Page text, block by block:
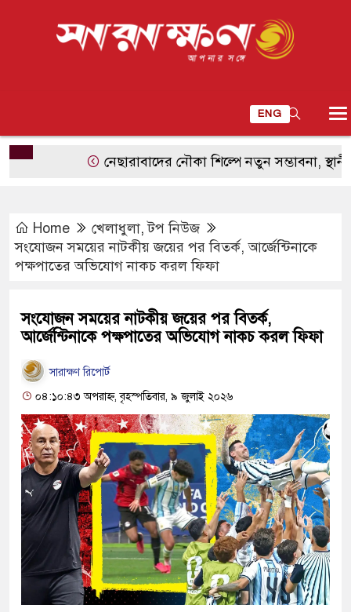
ENG
নেছারাবাদের নৌকা শিল্পে নতুন সম্ভাবনা, স্থানীয় হাট
Home খেলাধুলা,টপ নিউজ
সংযোজন সময়ের নাটকীয় জয়ের পর বিতর্ক, আর্জেন্টিনাকে
পক্ষপাতের অভিযোগ নাকচ করল ফিফা
সংযোজন সময়ের নাটকীয় জয়ের পর বিতর্ক,
আর্জেন্টিনাকে পক্ষপাতের অভিযোগ নাকচ করল ফিফা
সারাক্ষণ রিপোর্ট
০৪:১০:৪৩ অপরাহ্ন, বৃহস্পতিবার, ৯ জুলাই ২০২৬